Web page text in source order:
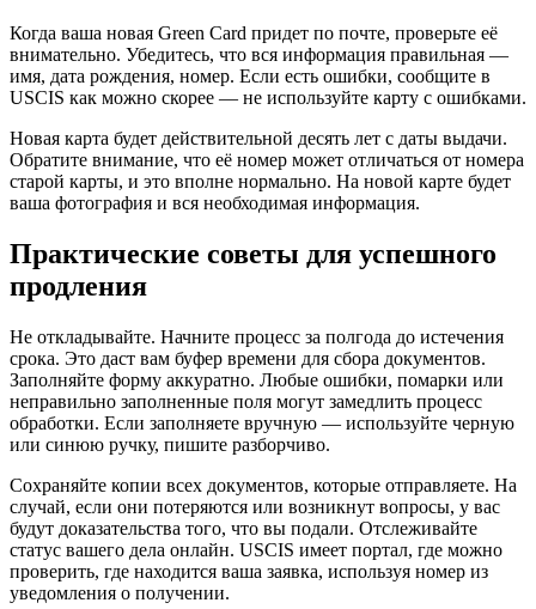
Когда ваша новая Green Card придет по почте, проверьте её
внимательно. Убедитесь, что вся информация правильная —
имя, дата рождения, номер. Если есть ошибки, сообщите в
USCIS как можно скорее — не используйте карту с ошибками.
Новая карта будет действительной десять лет с даты выдачи.
Обратите внимание, что её номер может отличаться от номера
старой карты, и это вполне нормально. На новой карте будет
ваша фотография и вся необходимая информация.
Практические советы для успешного
продления
Не откладывайте. Начните процесс за полгода до истечения
срока. Это даст вам буфер времени для сбора документов.
Заполняйте форму аккуратно. Любые ошибки, помарки или
неправильно заполненные поля могут замедлить процесс
обработки. Если заполняете вручную — используйте черную
или синюю ручку, пишите разборчиво.
Сохраняйте копии всех документов, которые отправляете. На
случай, если они потеряются или возникнут вопросы, у вас
будут доказательства того, что вы подали. Отслеживайте
статус вашего дела онлайн. USCIS имеет портал, где можно
проверить, где находится ваша заявка, используя номер из
уведомления о получении.